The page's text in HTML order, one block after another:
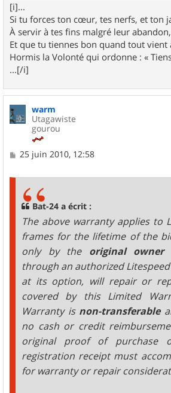
[i]...
Si tu forces ton cœur, tes nerfs, et ton
À servir à tes fins malgré leur abandon,
Et que tu tiennes bon quand tout vient
Hormis la Volonté qui ordonne : «
...[/i]
warm
Utagawiste
gourou
M
25 juin 2010, 12:58
Bat-24 a écrit :
The above warranty applies to
frames for the lifetime of the
only by the original owner
through an authorized
at its option, will repair or
covered by this Limited
Warranty is non-transferable
no cash or credit
original proof of purchase
registration receipt must
for warranty or repair